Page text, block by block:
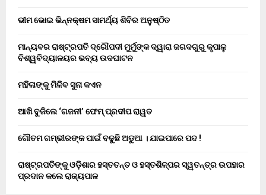
ଭୀମ ଭୋଇ ଭିନ୍ନକ୍ଷମ ସାମର୍ଥ୍ୟ ଶିବିର ଅନୁଷ୍ଠିତ
ମାନ୍ୟବର ରାଷ୍ଟ୍ରପତି ଦ୍ରୌପଦୀ ମୁର୍ମୁଙ୍କ ଦ୍ୱାରା ଜଗଦଗୁରୁ କୃପାଳୁ
ବିଶ୍ୱବିଦ୍ୟାଳୟର ଭବ୍ୟ ଉଦଘାଟନ
ମହିଳାଙ୍କୁ ମିଳିବ ସୁନା କଏନ
ଆଖି ବୁଜିଲେ ‘ଗଜନୀ’ ଫେମ୍ ପ୍ରଦୀପ ରାୱତ
ଗୌତମ ଗମ୍ଭୀରଙ୍କ ପାଇଁ ବଢୁଛି ଅଡୁଆ । ଯାଇପାରେ ପଦ !
ରାଷ୍ଟ୍ରପତିଙ୍କୁ ଓଡ଼ିଶାର ହସ୍ତତନ୍ତ ଓ ହସ୍ତଶିଳ୍ପର ସ୍ୱତନ୍ତ୍ର ଉପହାର
ପ୍ରଦାନ କଲେ ରାଜ୍ୟପାଳ